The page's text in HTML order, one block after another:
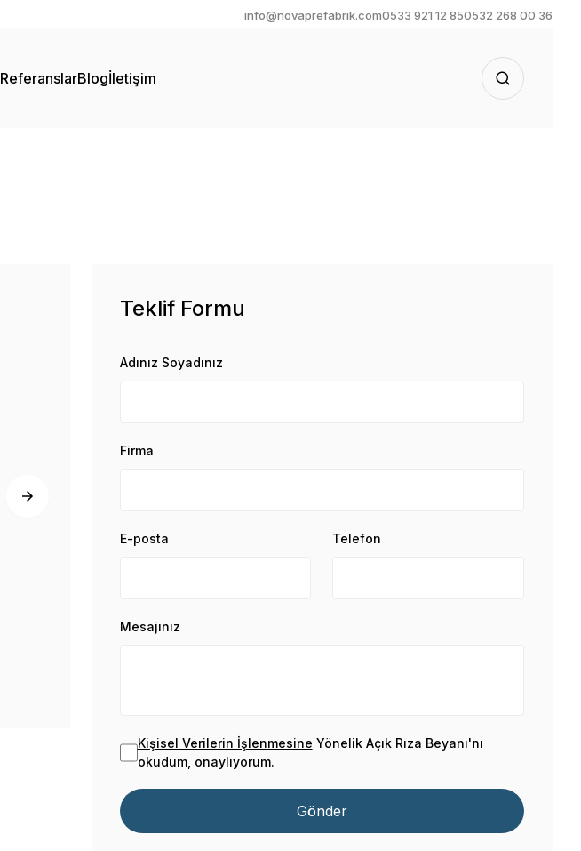
ReferanslarBlogİletişim
info@novaprefabrik.com0533 921 12 850532 268 00 36
Teklif Formu
Adınız Soyadınız
Firma
E-posta Telefon
Mesajınız
Kişisel Verilerin İşlenmesine Yönelik Açık Rıza Beyanı'nı
okudum, onaylıyorum.
Gönder